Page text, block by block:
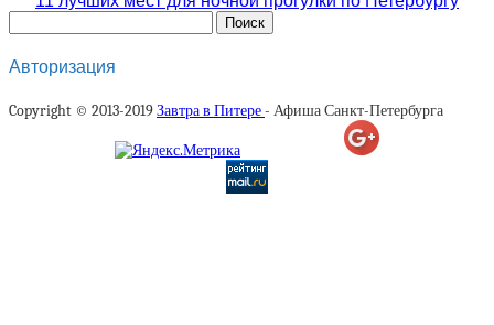
Авторизация
Copyright © 2013-2019Завтра в Питере- Афиша Санкт-Петербурга